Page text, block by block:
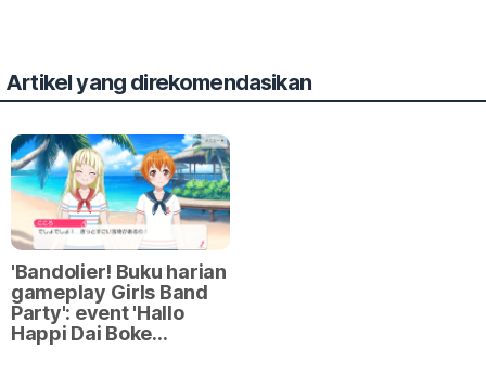
Artikel yang direkomendasikan
'Bandolier! Buku harian
gameplay Girls Band
Party': event 'Hallo
Happi Dai Boke…